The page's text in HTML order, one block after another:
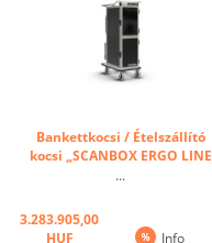
Bankettkocsi / Ételszállító
kocsi „SCANBOX ERGO LINE
COMBO II” ...
...
3.283.905,00
HUF
Info